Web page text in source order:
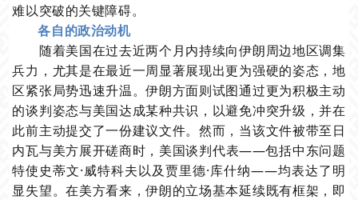
难以突破的关键障碍。
各自的政治动机
随着美国在过去近两个月内持续向伊朗周边地区调集
兵力，尤其是在最近一周显著展现出更为强硬的姿态，地
区紧张局势迅速升温。伊朗方面则试图通过更为积极主动
的谈判姿态与美国达成某种共识，以避免冲突升级，并在
此前主动提交了一份建议文件。然而，当该文件被带至日
内瓦与美方展开磋商时，美国谈判代表——包括中东问题
特使史蒂文·威特科夫以及贾里德·库什纳——均表达了明
显失望。在美方看来，伊朗的立场基本延续既有框架，即